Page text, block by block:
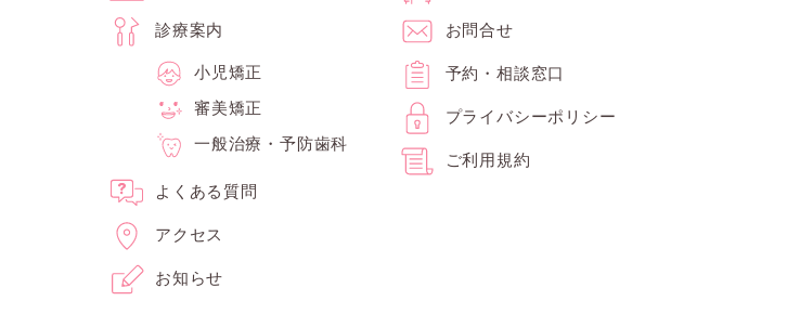
診療案内
小児矯正
審美矯正
一般治療・予防歯科
よくある質問
アクセス
お知らせ
お問合せ
予約・相談窓口
プライバシーポリシー
ご利用規約